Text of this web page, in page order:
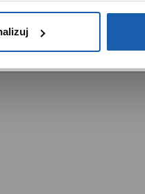
PRZEJDŹ DO SERWISU